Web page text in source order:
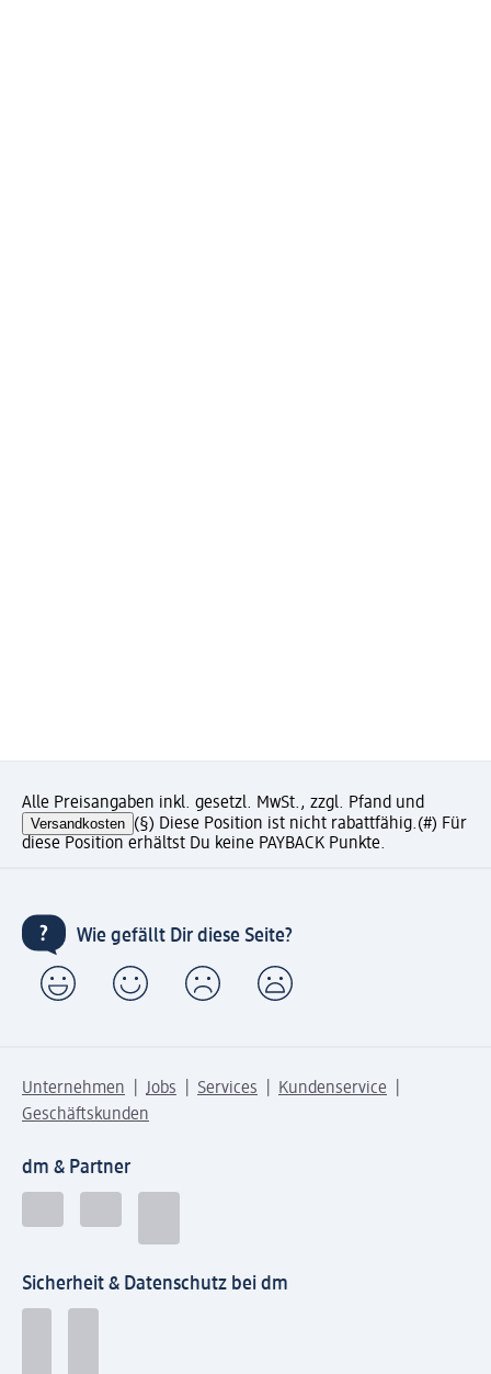
Alle Preisangaben inkl. gesetzl. MwSt., zzgl. Pfand und
Versandkosten (§) Diese Position ist nicht rabattfähig.(#) Für
diese Position erhältst Du keine PAYBACK Punkte.
Wie gefällt Dir diese Seite?
Unternehmen Jobs Services
Kundenservice
Geschäftskunden
dm & Partner
Sicherheit & Datenschutz bei dm